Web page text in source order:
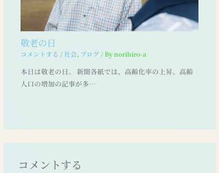
敬老の日
コメントする /社会, ブログ/ Bynorihiro-a
本日は敬老の日。 新聞各紙では、高齢化率の上昇、高齢
人口の増加の記事が多…
コメントする